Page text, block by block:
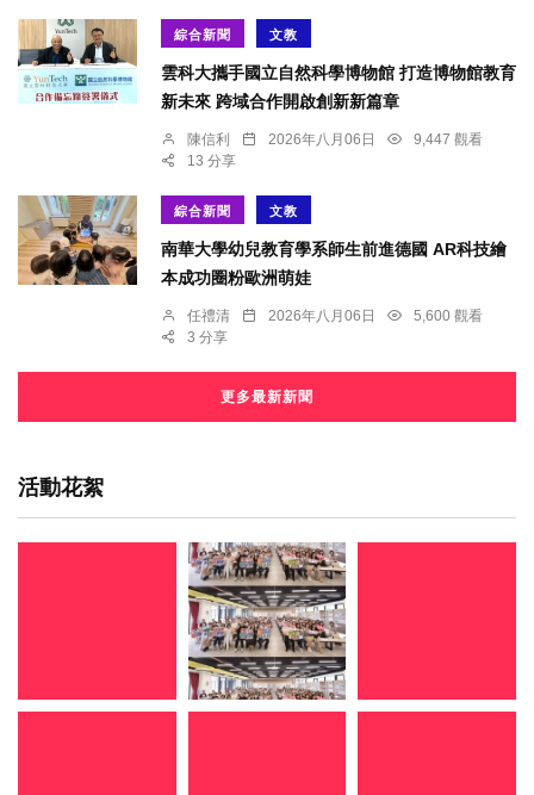
綜合新聞 文教
雲科大攜手國立自然科學博物館 打造博物館教育
新未來 跨域合作開啟創新新篇章
陳信利 2026年八月06日
9,447 觀看
13 分享
綜合新聞 文教
南華大學幼兒教育學系師生前進德國 AR科技繪
本成功圈粉歐洲萌娃
任禮清 2026年八月06日
5,600 觀看
3 分享
更多最新新聞
活動花絮